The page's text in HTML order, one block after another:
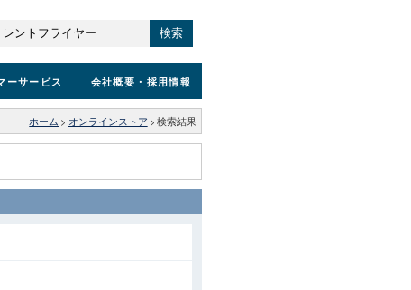
検索
ーサービス 会社概要 ・採用情報
ホーム > オンラインストア > 検索結果